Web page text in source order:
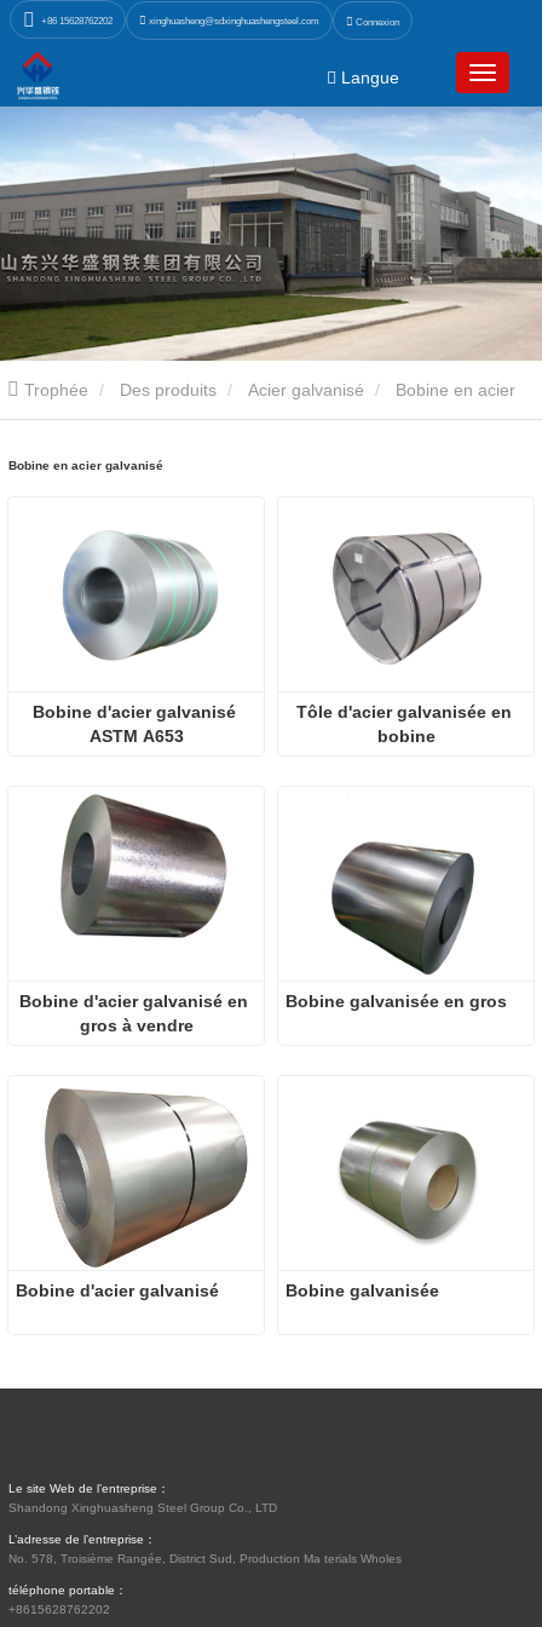
+86 15628762202 xinghuasheng@sdxinghuashengsteel.com Connexion
Langue
Trophée Des produits Acier galvanisé
Bobine en acier galvanisé
Bobine d'acier galvanisé
ASTM A653
Tôle d'acier galvanisée en
bobine
Bobine d'acier galvanisé en
gros à vendre
Bobine galvanisée en gros
Bobine d'acier galvanisé Bobine galvanisée
Le site Web de l’entreprise：
Shandong Xinghuasheng Steel Group Co., LTD
L’adresse de l’entreprise：
No. 578, Troisième Rangée, District Sud, Production Ma terials Wholes
téléphone portable：
+8615628762202